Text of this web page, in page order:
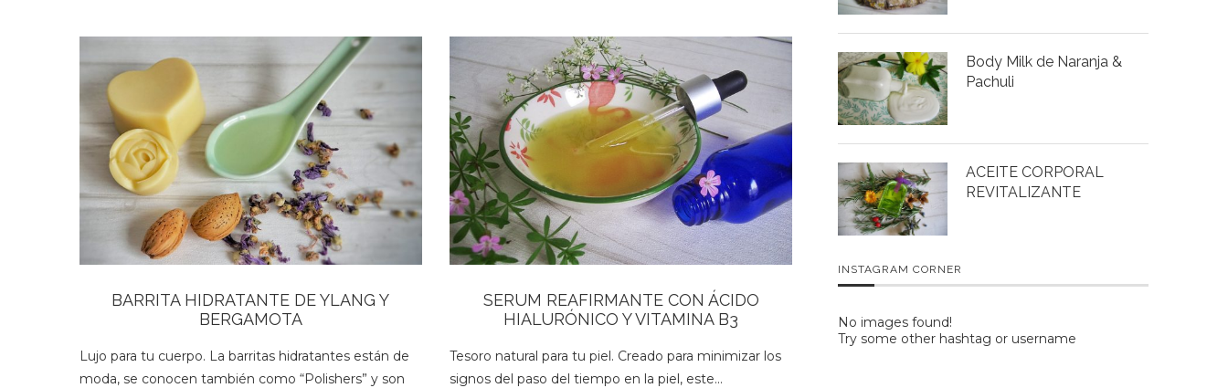
BARRITA HIDRATANTE DE YLANG Y
BERGAMOTA
Lujo para tu cuerpo. La barritas hidratantes están de
moda, se conocen también como “Polishers” y son
SERUM REAFIRMANTE CON ÁCIDO
HIALURÓNICO Y VITAMINA B3
Tesoro natural para tu piel. Creado para minimizar los
signos del paso del tiempo en la piel, este…
Body Milk de Naranja &
Pachuli
ACEITE CORPORAL
REVITALIZANTE
INSTAGRAM CORNER
No images found!
Try some other hashtag or username